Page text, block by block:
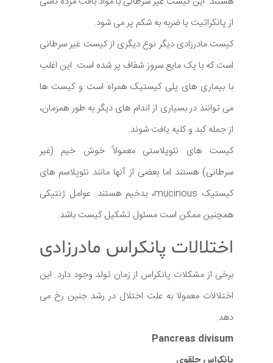
از پانکراتیت یا ضربه به شکم پر می شود.
کیست مادرزادی دیگر نوع دیگری از کیست غیر سرطانی
است که با یک مایع سروز شفاف پر شده است. این اغلب
با بیماری های پلی کیستیک همراه است و کیست ها
می توانند در بسیاری از اندام های دیگر به طور همزمان،
از جمله کبد و کلیه یافت شوند.
کیست های نئوپلاستی معمولاً خوش خیم (غیر
سرطانی) هستند اما بعضی از آنها مانند نئوپلاسم های
کیستیک mucinous، بدخیم هستند. عوامل ژنتیکی
همچنین ممکن است مسئول تشکیل کیست باشد.
اختلالات پانکراس مادرزادی
برخی از مشکلات پانکراس از زمان تولد وجود دارد. این
اختلالات معمولا به علت اختلال در رشد جنین رخ می
دهد.
Pancreas divisum